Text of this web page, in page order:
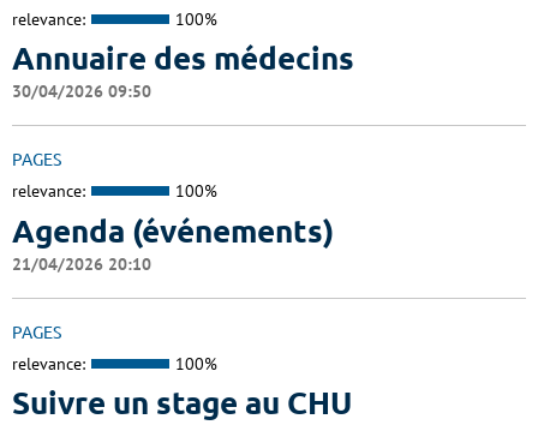
relevance: 100%
Annuaire des médecins
30/04/2026 09:50
PAGES
relevance: 100%
Agenda (événements)
21/04/2026 20:10
PAGES
relevance: 100%
Suivre un stage au CHU